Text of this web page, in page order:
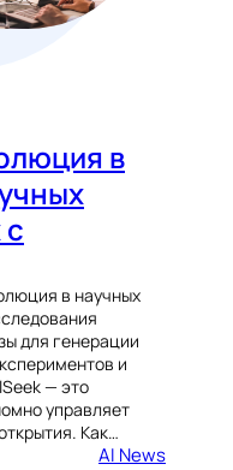
в
в научных
для генерации
и
— это
управляет
Как…
AI News